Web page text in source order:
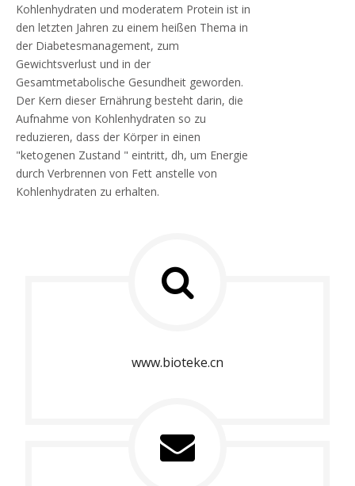
Kohlenhydraten und moderatem Protein ist in
den letzten Jahren zu einem heißen Thema in
der Diabetesmanagement, zum
Gewichtsverlust und in der
Gesamtmetabolische Gesundheit geworden.
Der Kern dieser Ernährung besteht darin, die
Aufnahme von Kohlenhydraten so zu
reduzieren, dass der Körper in einen
"ketogenen Zustand " eintritt, dh, um Energie
durch Verbrennen von Fett anstelle von
Kohlenhydraten zu erhalten.
www.bioteke.cn